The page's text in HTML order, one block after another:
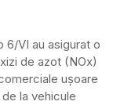
6/VI au asigurat o
de azot (NOx)
ușoare
la vehicule